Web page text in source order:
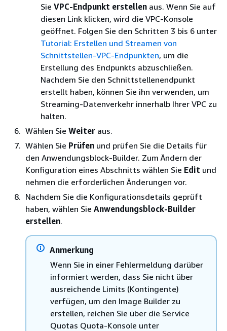
Sie VPC-Endpunkt erstellen aus. Wenn Sie auf
diesen Link klicken, wird die VPC-Konsole
geöffnet. Folgen Sie den Schritten 3 bis 6 unter
Tutorial: Erstellen und Streamen von
Schnittstellen-VPC-Endpunkten, um die
Erstellung des Endpunkts abzuschließen.
Nachdem Sie den Schnittstellenendpunkt
erstellt haben, können Sie ihn verwenden, um
Streaming-Datenverkehr innerhalb Ihrer VPC zu
halten.
Wählen Sie Weiter aus.
Wählen Sie Prüfen und prüfen Sie die Details für
den Anwendungsblock-Builder. Zum Ändern der
Konfiguration eines Abschnitts wählen Sie Edit und
nehmen die erforderlichen Änderungen vor.
Nachdem Sie die Konfigurationsdetails geprüft
haben, wählen Sie Anwendungsblock-Builder
erstellen.
Anmerkung
Wenn Sie in einer Fehlermeldung darüber
informiert werden, dass Sie nicht über
ausreichende Limits (Kontingente)
verfügen, um den Image Builder zu
erstellen, reichen Sie über die Service
Quotas Quota-Konsole unter